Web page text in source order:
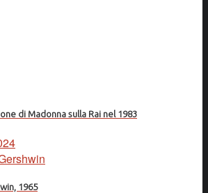
di Madonna sulla Rai nel 1983
1965